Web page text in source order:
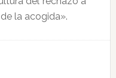
la acogida».